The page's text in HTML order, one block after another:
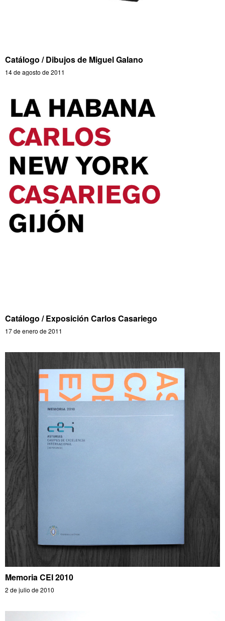
Catálogo / Dibujos de Miguel Galano
14 de agosto de 2011
Catálogo / Exposición Carlos Casariego
17 de enero de 2011
Memoria CEI 2010
2 de julio de 2010